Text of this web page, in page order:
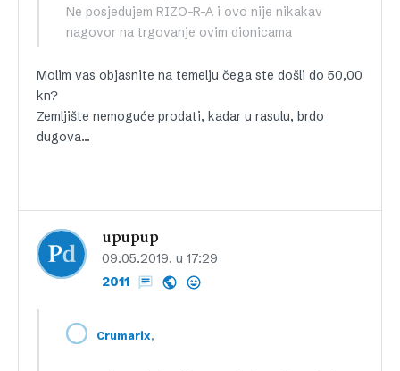
Ne posjedujem RIZO-R-A i ovo nije nikakav
nagovor na trgovanje ovim dionicama
Molim vas objasnite na temelju čega ste došli do 50,00
kn?
Zemljište nemoguće prodati, kadar u rasulu, brdo
dugova…
upupup
09.05.2019. u 17:29
2011
Crumarix,